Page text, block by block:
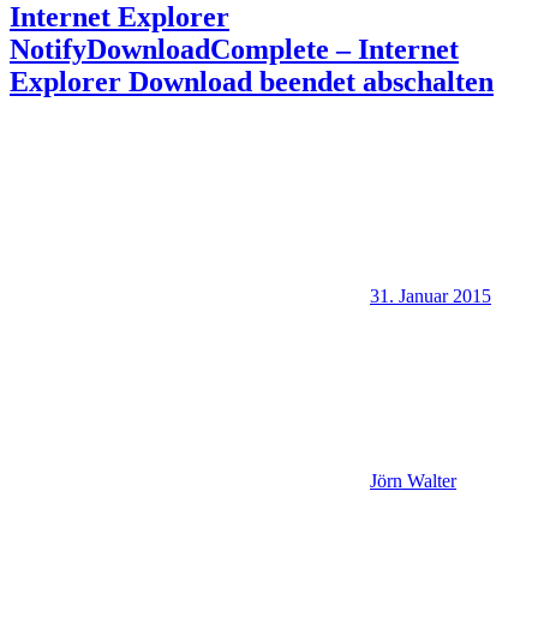
Internet Explorer
NotifyDownloadComplete – Internet
Explorer Download beendet abschalten
31. Januar 2015
Jörn Walter